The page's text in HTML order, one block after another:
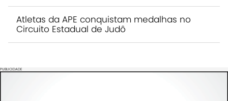
Atletas da APE conquistam medalhas no
Circuito Estadual de Judô
PUBLICIDADE